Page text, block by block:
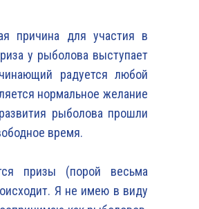
причина для участия в
у рыболова выступает
радуется любой
нормальное желание
рыболова прошли
время.
призы (порой весьма
Я не имею в виду